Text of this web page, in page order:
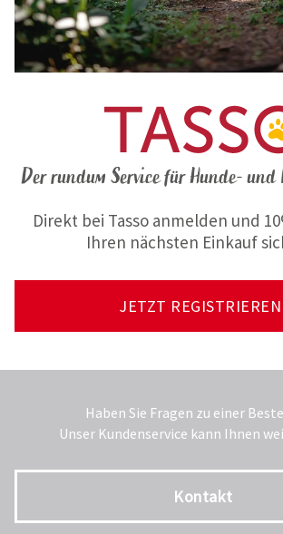
Der rundum Service für Hunde- und
Direkt bei Tasso anmelden und
Ihren nächsten Einkauf
JETZT
Haben Sie Fragen zu einer
Unser Kundenservice kann Ihnen
Kontakt